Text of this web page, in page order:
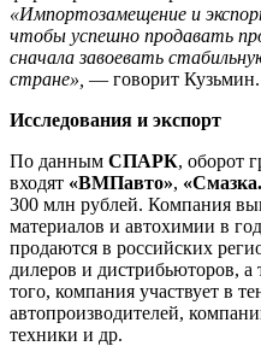
«Импортозамещение и
чтобы успешно продавать
сначала завоевать
стране», — говорит Кузьмин.
Исследования и экспорт
По данным СПАРК, оборот
входят «ВМПавто»,
300 млн рублей. Компания
материалов и автохимии в
продаются в российских
дилеров и дистрибьюторов,
того, компания участвует в
автопроизводителей,
техники и др.